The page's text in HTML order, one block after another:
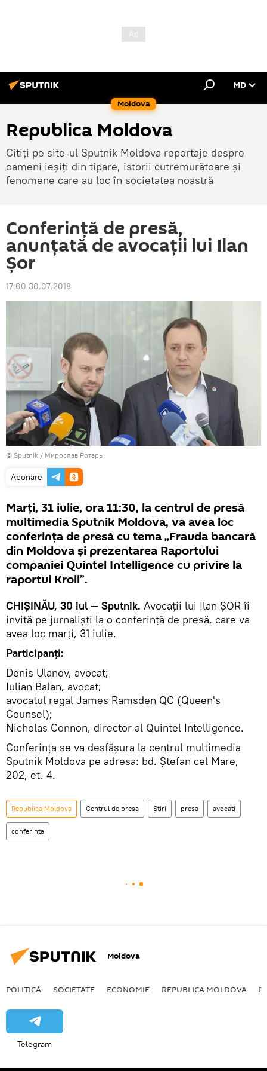
Moldova
MD
Republica Moldova
Citiți pe site-ul Sputnik Moldova reportaje despre
oameni ieșiți din tipare, istorii cutremurătoare și
fenomene care au loc în societatea noastră
Conferință de presă,
anunțată de avocații lui Ilan
Șor
17:00 30.07.2018
© Sputnik / Мирослав Ротарь
Abonare
Marți, 31 iulie, ora 11:30, la centrul de presă
multimedia Sputnik Moldova, va avea loc
conferința de presă cu tema „Frauda bancară
din Moldova și prezentarea Raportului
companiei Quintel Intelligence cu privire la
raportul Kroll”.
CHIȘINĂU, 30 iul — Sputnik. Avocații lui Ilan ȘOR îi
invită pe jurnaliști la o conferință de presă, care va
avea loc marți, 31 iulie.
Participanți:
Denis Ulanov, avocat;
Iulian Balan, avocat;
avocatul regal James Ramsden QC (Queen's
Counsel);
Nicholas Connon, director al Quintel Intelligence.
Conferința se va desfășura la centrul multimedia
Sputnik Moldova pe adresa: bd. Ștefan cel Mare,
202, et. 4.
Republica Moldova Centrul de presa Știri presa avocati
conferinta
Moldova
POLITICĂ SOCIETATE ECONOMIE REPUBLICA MOLDOVA
Telegram